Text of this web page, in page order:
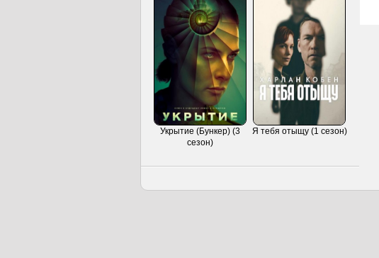
Укрытие (Бункер) (3
сезон)
Я тебя отыщу (1 сезон)